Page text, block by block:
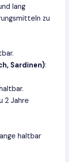
lang
zu
Sardinen):
2 Jahre
haltbar